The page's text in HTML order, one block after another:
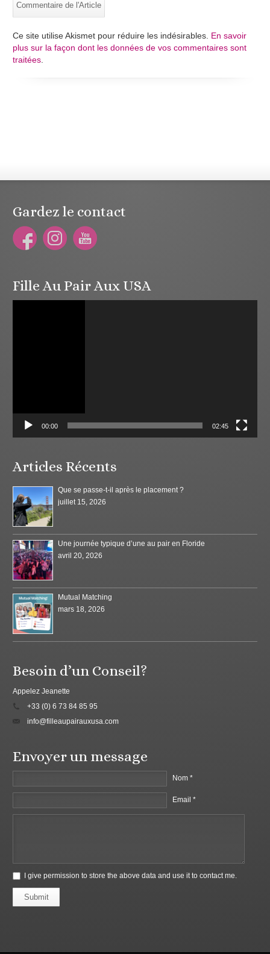
Ce site utilise Akismet pour réduire les indésirables. En savoir
plus sur la façon dont les données de vos commentaires sont
traitées
Gardez le contact
Fille Au Pair Aux USA
00:00 02:45
Articles Récents
Que se passe-t-il après le placement ?
juillet 15, 2026
Une journée typique d’une au pair en Floride
avril 20, 2026
Mutual Matching
mars 18, 2026
Besoin d’un Conseil?
Appelez Jeanette
+33 (0) 6 73 84 85 95
info@filleaupairauxusa.com
Envoyer un message
Nom *
Email *
I give permission to store the above data and use it to contact me.
Submit